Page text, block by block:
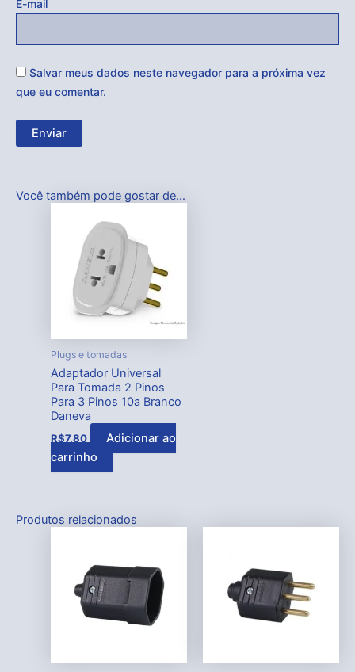
E-mail
Salvar meus dados neste navegador para a próxima vez
que eu comentar.
Você também pode gostar de…
Plugs e tomadas
Adaptador Universal
Para Tomada 2 Pinos
Para 3 Pinos 10a Branco
Daneva
R$7,80
Adicionar ao
carrinho
Produtos relacionados